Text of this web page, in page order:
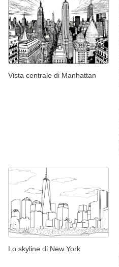
Vista centrale di Manhattan
Lo skyline di New York